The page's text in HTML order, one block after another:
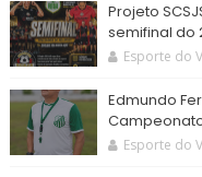
Projeto
semifinal do
Esporte do
Edmundo
Esporte do